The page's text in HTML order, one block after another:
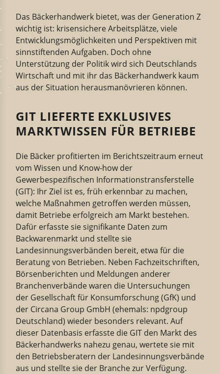
Das Bäckerhandwerk bietet, was der Generation Z
wichtig ist: krisensichere Arbeitsplätze, viele
Entwicklungsmöglichkeiten und Perspektiven mit
sinnstiftenden Aufgaben. Doch ohne
Unterstützung der Politik wird sich Deutschlands
Wirtschaft und mit ihr das Bäckerhandwerk kaum
aus der Situation herausmanövrieren können.
GIT LIEFERTE EXKLUSIVES
MARKTWISSEN FÜR BETRIEBE
Die Bäcker profitierten im Berichtszeitraum erneut
vom Wissen und Know-how der
Gewerbespezifischen Informationstransferstelle
(GIT): Ihr Ziel ist es, früh erkennbar zu machen,
welche Maßnahmen getroffen werden müssen,
damit Betriebe erfolgreich am Markt bestehen.
Dafür erfasste sie signifikante Daten zum
Backwarenmarkt und stellte sie
Landesinnungsverbänden bereit, etwa für die
Beratung von Betrieben. Neben Fachzeitschriften,
Börsenberichten und Meldungen anderer
Branchenverbände waren die Untersuchungen
der Gesellschaft für Konsumforschung (GfK) und
der Circana Group GmbH (ehemals: npdgroup
Deutschland) wieder besonders relevant. Auf
dieser Datenbasis erfasste die GIT den Markt des
Bäckerhandwerks nahezu genau, wertete sie mit
den Betriebsberatern der Landesinnungsverbände
aus und stellte sie der Branche zur Verfügung.